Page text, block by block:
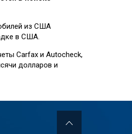
из США
в США.
Carfax и Autocheck,
долларов и